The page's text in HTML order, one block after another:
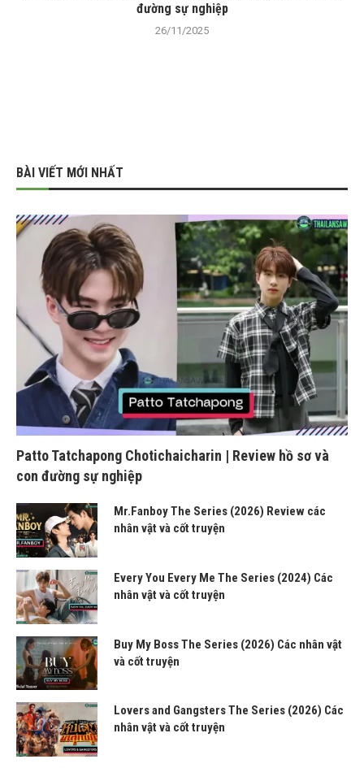
đường sự nghiệp
26/11/2025
BÀI VIẾT MỚI NHẤT
Patto Tatchapong Chotichaicharin | Review hồ sơ và
con đường sự nghiệp
Mr.Fanboy The Series (2026) Review các
nhân vật và cốt truyện
Every You Every Me The Series (2024) Các
nhân vật và cốt truyện
Buy My Boss The Series (2026) Các nhân vật
và cốt truyện
Lovers and Gangsters The Series (2026) Các
nhân vật và cốt truyện